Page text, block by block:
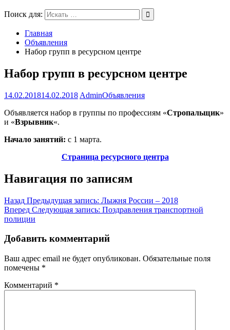
Поиск для:
Главная
Объявления
Набор групп в ресурсном центре
Набор групп в ресурсном центре
14.02.201814.02.2018 AdminОбъявления
Объявляется набор в группы по профессиям «Стропальщик»
и «Взрывник«.
Начало занятий: с 1 марта.
Страница ресурсного центра
Навигация по записям
Назад Предыдущая запись: Лыжня России – 2018
Вперед Следующая запись: Поздравления транспортной
полиции
Добавить комментарий
Ваш адрес email не будет опубликован. Обязательные поля
помечены *
Комментарий *